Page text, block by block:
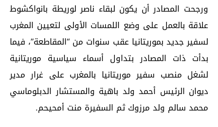
ورجحت المصادر أن يكون لبقاء ناصر لوريطة بانواكشوط
علاقة بالعمل على وضع اللمسات الأولى لتعيين المغرب
لسفير جديد بموريتانيا عقب سنوات من “المقاطعة”، فيما
بدأت ذات المصادر بتداول أسماء سياسية موريتانية
لشغل منصب سفير موريتانيا بالمغرب على غرار مدير
ديوان الرئيس أحمد ولد باهية والمستشار الدبلوماسي
محمد سالم ولد مرزوك ثم السفيرة منت أمحيحم.